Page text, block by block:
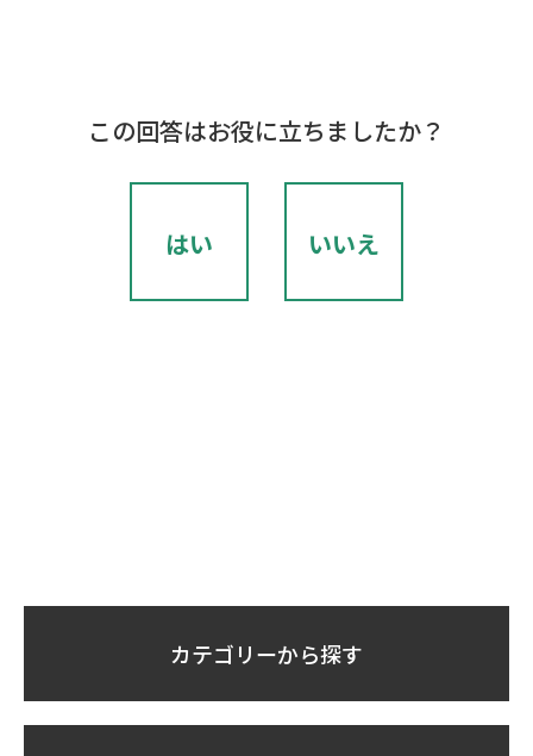
この回答はお役に立ちましたか？
はい いいえ
カテゴリーから探す